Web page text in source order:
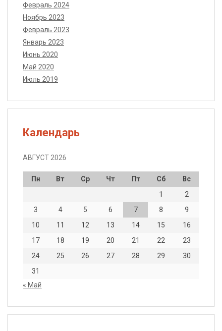
Февраль 2024
Ноябрь 2023
Февраль 2023
Январь 2023
Июнь 2020
Май 2020
Июль 2019
Календарь
АВГУСТ 2026
Пн Вт Ср Чт Пт Сб
Вс
1
2
3
4 5 6 7 8
9
10
11 12 13 14 15
16
17
18 19 20 21 22
23
24
25 26 27 28 29
30
31
« Май